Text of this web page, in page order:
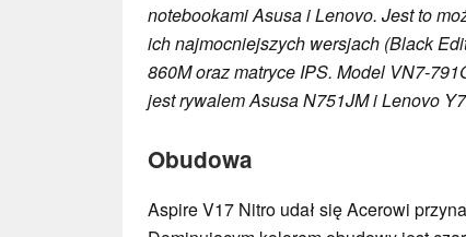
notebookami Asusa i Lenovo. Jest to
ich najmocniejszych wersjach (Black
860M oraz matryce IPS. Model VN7-
jest rywalem Asusa N751JM i Lenovo
Obudowa
Aspire V17 Nitro udał się Acerowi